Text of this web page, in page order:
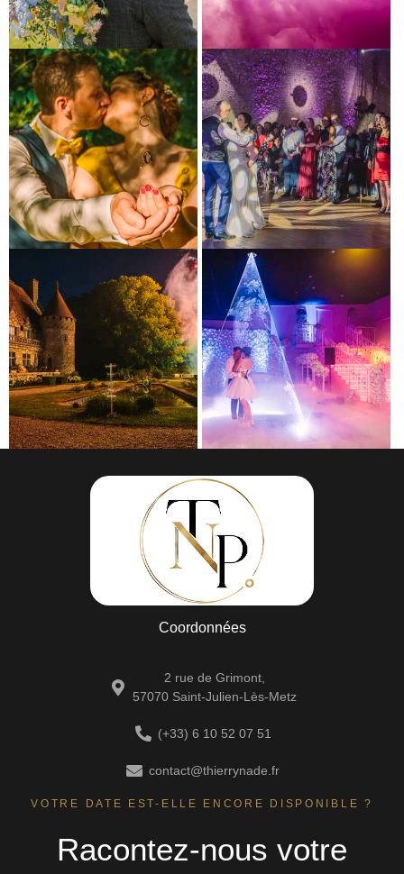
Coordonnées
2 rue de Grimont,
57070 Saint-Julien-Lès-Metz
(+33) 6 10 52 07 51
contact@thierrynade.fr
VOTRE DATE EST-ELLE ENCORE DISPONIBLE ?
Racontez-nous votre